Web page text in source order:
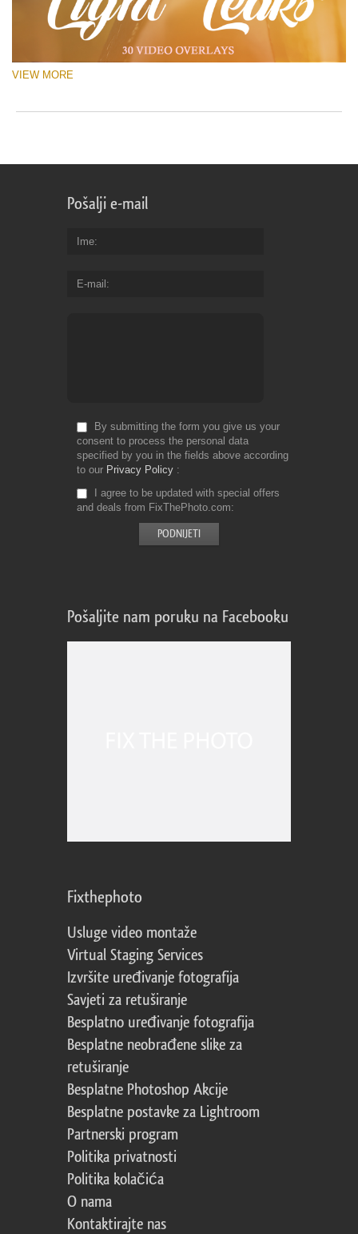
VIEW MORE
Pošalji e-mail
Ime
E-mail
By submitting the form you give us your
consent to process the personal data
specified by you in the fields above according
to our Privacy Policy
I agree to be updated with special offers
and deals from FixThePhoto.com
Pošaljite nam poruku na Facebooku
Fixthephoto
Usluge video montaže
Virtual Staging Services
Izvršite uređivanje fotografija
Savjeti za retuširanje
Besplatno uređivanje fotografija
Besplatne neobrađene slike za
retuširanje
Besplatne Photoshop Akcije
Besplatne postavke za Lightroom
Partnerski program
Politika privatnosti
Politika kolačića
O nama
Kontaktirajte nas